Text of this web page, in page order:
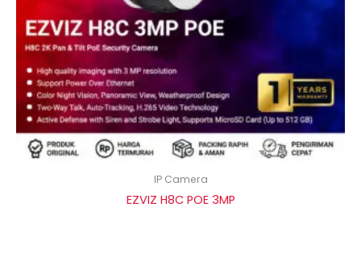
IP Camera
EZVIZ H8C POE 3MP